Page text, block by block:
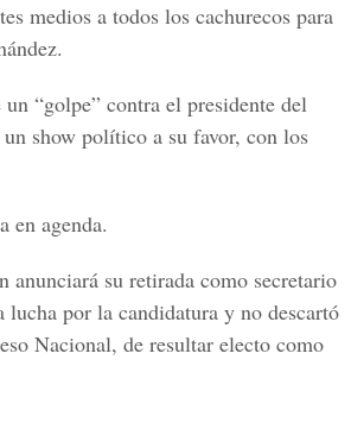
medios a todos los cachurecos para
“golpe” contra el presidente del
show político a su favor, con los
en agenda.
su retirada como secretario
por la candidatura y no descartó
Nacional, de resultar electo como